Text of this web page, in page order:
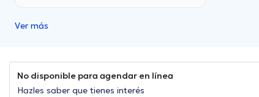
Ver más
No disponible para agendar en línea
Hazles saber que tienes interés